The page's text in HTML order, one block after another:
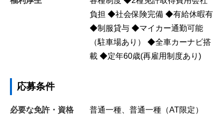
負担 ◆社会保険完備 ◆有給休暇有
◆制服貸与 ◆マイカー通勤可能
（駐車場あり） ◆全車カーナビ搭
載 ◆定年60歳(再雇用制度あり)
応募条件
必要な免許・資格 普通一種、普通一種（AT限定）